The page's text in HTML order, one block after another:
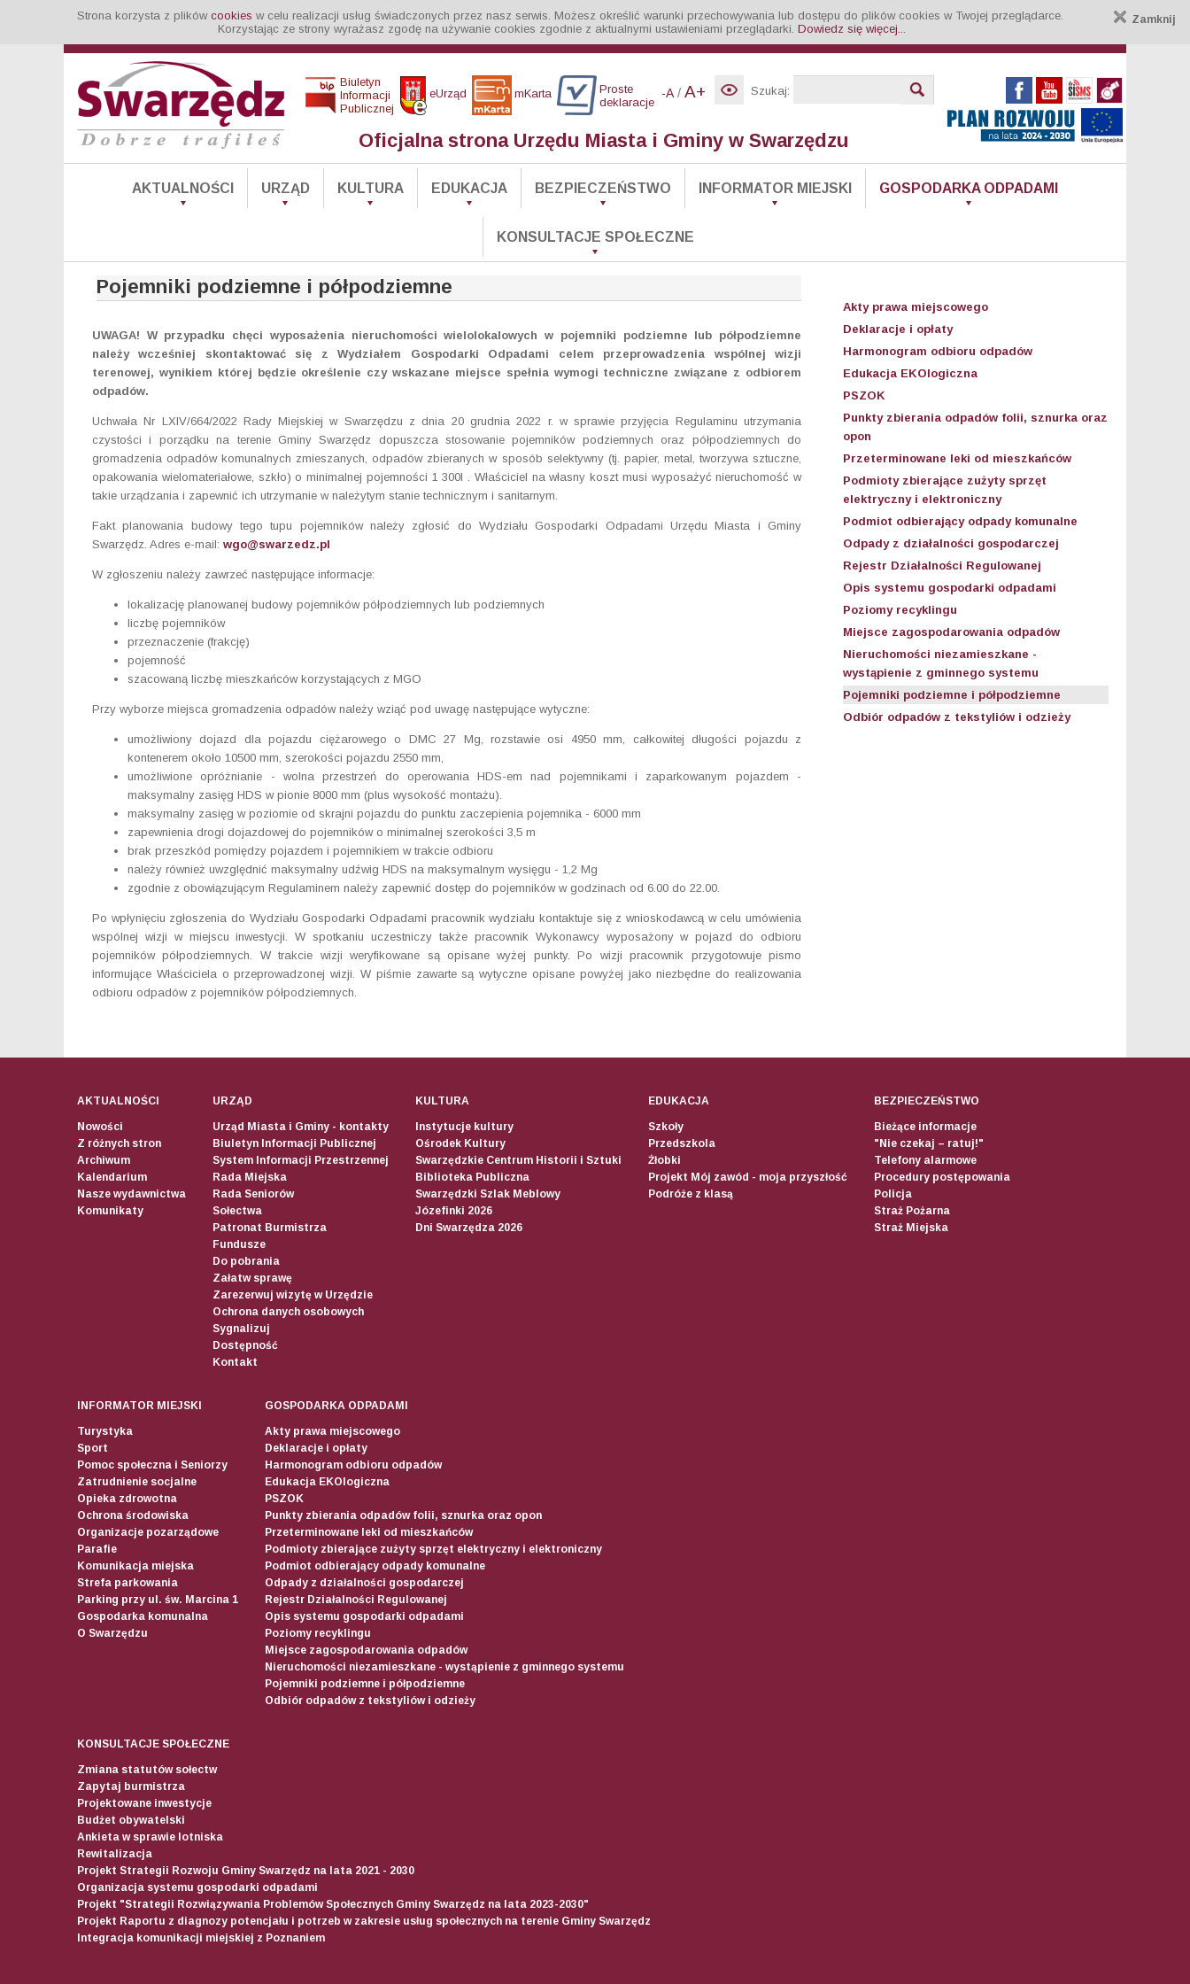
Strona korzysta z plików cookies w celu realizacji usług świadczonych przez nasz serwis. Możesz określić warunki przechowywania lub dostępu do plików cookies w Twojej przeglądarce. Zamknij
Korzystając ze strony wyrażasz zgodę na używanie cookies zgodnie z aktualnymi ustawieniami przeglądarki. Dowiedz się więcej...
Biuletyn
Informacji
Publicznej
eUrząd mKarta
Proste
deklaracje
-A / A+ Szukaj:
Oficjalna strona Urzędu Miasta i Gminy w Swarzędzu
AKTUALNOŚCI URZĄD KULTURA EDUKACJA BEZPIECZEŃSTWO INFORMATOR MIEJSKI GOSPODARKA ODPADAMI
KONSULTACJE SPOŁECZNE
Pojemniki podziemne i półpodziemne
UWAGA! W przypadku chęci wyposażenia nieruchomości wielolokalowych w pojemniki podziemne lub półpodziemne
należy wcześniej skontaktować się z Wydziałem Gospodarki Odpadami celem przeprowadzenia wspólnej wizji
terenowej, wynikiem której będzie określenie czy wskazane miejsce spełnia wymogi techniczne związane z odbiorem
odpadów.
Uchwała Nr LXIV/664/2022 Rady Miejskiej w Swarzędzu z dnia 20 grudnia 2022 r. w sprawie przyjęcia Regulaminu utrzymania
czystości i porządku na terenie Gminy Swarzędz dopuszcza stosowanie pojemników podziemnych oraz półpodziemnych do
gromadzenia odpadów komunalnych zmieszanych, odpadów zbieranych w sposób selektywny (tj. papier, metal, tworzywa sztuczne,
opakowania wielomateriałowe, szkło) o minimalnej pojemności 1 300l . Właściciel na własny koszt musi wyposażyć nieruchomość w
takie urządzania i zapewnić ich utrzymanie w należytym stanie technicznym i sanitarnym.
Fakt planowania budowy tego tupu pojemników należy zgłosić do Wydziału Gospodarki Odpadami Urzędu Miasta i Gminy
Swarzędz. Adres e-mail: wgo@swarzedz.pl
W zgłoszeniu należy zawrzeć następujące informacje:
lokalizację planowanej budowy pojemników półpodziemnych lub podziemnych
liczbę pojemników
przeznaczenie (frakcję)
pojemność
szacowaną liczbę mieszkańców korzystających z MGO
Przy wyborze miejsca gromadzenia odpadów należy wziąć pod uwagę następujące wytyczne:
umożliwiony dojazd dla pojazdu ciężarowego o DMC 27 Mg, rozstawie osi 4950 mm, całkowitej długości pojazdu z
kontenerem około 10500 mm, szerokości pojazdu 2550 mm,
umożliwione opróżnianie - wolna przestrzeń do operowania HDS-em nad pojemnikami i zaparkowanym pojazdem -
maksymalny zasięg HDS w pionie 8000 mm (plus wysokość montażu).
maksymalny zasięg w poziomie od skrajni pojazdu do punktu zaczepienia pojemnika - 6000 mm
zapewnienia drogi dojazdowej do pojemników o minimalnej szerokości 3,5 m
brak przeszkód pomiędzy pojazdem i pojemnikiem w trakcie odbioru
należy również uwzględnić maksymalny udźwig HDS na maksymalnym wysięgu - 1,2 Mg
zgodnie z obowiązującym Regulaminem należy zapewnić dostęp do pojemników w godzinach od 6.00 do 22.00.
Po wpłynięciu zgłoszenia do Wydziału Gospodarki Odpadami pracownik wydziału kontaktuje się z wnioskodawcą w celu umówienia
wspólnej wizji w miejscu inwestycji. W spotkaniu uczestniczy także pracownik Wykonawcy wyposażony w pojazd do odbioru
pojemników półpodziemnych. W trakcie wizji weryfikowane są opisane wyżej punkty. Po wizji pracownik przygotowuje pismo
informujące Właściciela o przeprowadzonej wizji. W piśmie zawarte są wytyczne opisane powyżej jako niezbędne do realizowania
odbioru odpadów z pojemników półpodziemnych.
Akty prawa miejscowego
Deklaracje i opłaty
Harmonogram odbioru odpadów
Edukacja EKOlogiczna
PSZOK
Punkty zbierania odpadów folii, sznurka oraz
opon
Przeterminowane leki od mieszkańców
Podmioty zbierające zużyty sprzęt
elektryczny i elektroniczny
Podmiot odbierający odpady komunalne
Odpady z działalności gospodarczej
Rejestr Działalności Regulowanej
Opis systemu gospodarki odpadami
Poziomy recyklingu
Miejsce zagospodarowania odpadów
Nieruchomości niezamieszkane -
wystąpienie z gminnego systemu
Pojemniki podziemne i półpodziemne
Odbiór odpadów z tekstyliów i odzieży
AKTUALNOŚCI
Nowości
Z różnych stron
Archiwum
Kalendarium
Nasze wydawnictwa
Komunikaty
URZĄD
Urząd Miasta i Gminy - kontakty
Biuletyn Informacji Publicznej
System Informacji Przestrzennej
Rada Miejska
Rada Seniorów
Sołectwa
Patronat Burmistrza
Fundusze
Do pobrania
Załatw sprawę
Zarezerwuj wizytę w Urzędzie
Ochrona danych osobowych
Sygnalizuj
Dostępność
Kontakt
KULTURA
Instytucje kultury
Ośrodek Kultury
Swarzędzkie Centrum Historii i Sztuki
Biblioteka Publiczna
Swarzędzki Szlak Meblowy
Józefinki 2026
Dni Swarzędza 2026
EDUKACJA
Szkoły
Przedszkola
Żłobki
Projekt Mój zawód - moja przyszłość
Podróże z klasą
BEZPIECZEŃSTWO
Bieżące informacje
"Nie czekaj – ratuj!"
Telefony alarmowe
Procedury postępowania
Policja
Straż Pożarna
Straż Miejska
INFORMATOR MIEJSKI
Turystyka
Sport
Pomoc społeczna i Seniorzy
Zatrudnienie socjalne
Opieka zdrowotna
Ochrona środowiska
Organizacje pozarządowe
Parafie
Komunikacja miejska
Strefa parkowania
Parking przy ul. św. Marcina 1
Gospodarka komunalna
O Swarzędzu
GOSPODARKA ODPADAMI
Akty prawa miejscowego
Deklaracje i opłaty
Harmonogram odbioru odpadów
Edukacja EKOlogiczna
PSZOK
Punkty zbierania odpadów folii, sznurka oraz opon
Przeterminowane leki od mieszkańców
Podmioty zbierające zużyty sprzęt elektryczny i elektroniczny
Podmiot odbierający odpady komunalne
Odpady z działalności gospodarczej
Rejestr Działalności Regulowanej
Opis systemu gospodarki odpadami
Poziomy recyklingu
Miejsce zagospodarowania odpadów
Nieruchomości niezamieszkane - wystąpienie z gminnego systemu
Pojemniki podziemne i półpodziemne
Odbiór odpadów z tekstyliów i odzieży
KONSULTACJE SPOŁECZNE
Zmiana statutów sołectw
Zapytaj burmistrza
Projektowane inwestycje
Budżet obywatelski
Ankieta w sprawie lotniska
Rewitalizacja
Projekt Strategii Rozwoju Gminy Swarzędz na lata 2021 - 2030
Organizacja systemu gospodarki odpadami
Projekt "Strategii Rozwiązywania Problemów Społecznych Gminy Swarzędz na lata 2023-2030"
Projekt Raportu z diagnozy potencjału i potrzeb w zakresie usług społecznych na terenie Gminy Swarzędz
Integracja komunikacji miejskiej z Poznaniem